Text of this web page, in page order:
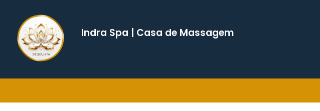
Indra Spa | Casa de Massagem